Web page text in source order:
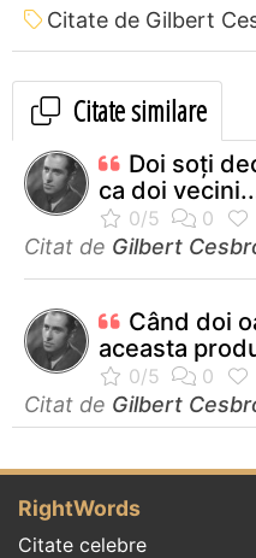
Citate de Gilbert
Citate similare
Doi soţi
ca doi
Citat de Gilbert
Când doi
aceasta
Citat de Gilbert
RightWords
Citate celebre